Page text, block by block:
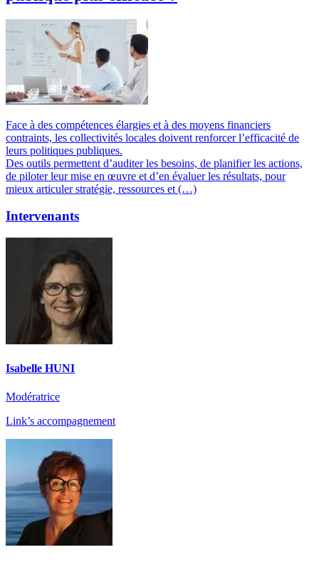
Face à des compétences élargies et à des moyens financiers
contraints, les collectivités locales doivent renforcer l’efficacité de
leurs politiques publiques.
Des outils permettent d’auditer les besoins, de planifier les actions,
de piloter leur mise en œuvre et d’en évaluer les résultats, pour
mieux articuler stratégie, ressources et (…)
Intervenants
Isabelle HUNI
Modératrice
Link’s accompagnement